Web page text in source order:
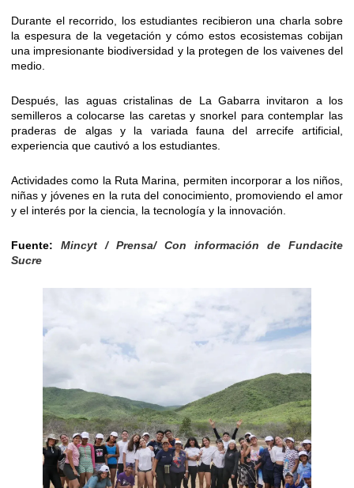
Durante el recorrido, los estudiantes recibieron una charla sobre
la espesura de la vegetación y cómo estos ecosistemas cobijan
una impresionante biodiversidad y la protegen de los vaivenes del
medio.
Después, las aguas cristalinas de La Gabarra invitaron a los
semilleros a colocarse las caretas y snorkel para contemplar las
praderas de algas y la variada fauna del arrecife artificial,
experiencia que cautivó a los estudiantes.
Actividades como la Ruta Marina, permiten incorporar a los niños,
niñas y jóvenes en la ruta del conocimiento, promoviendo el amor
y el interés por la ciencia, la tecnología y la innovación.
Fuente: Mincyt / Prensa/ Con información de Fundacite
Sucre